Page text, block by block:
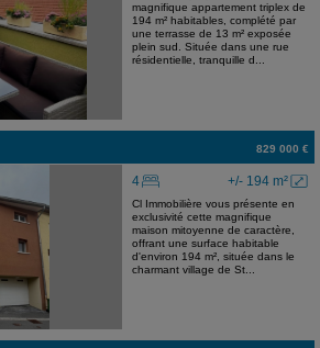
magnifique appartement triplex de
194 m² habitables, complété par
une terrasse de 13 m² exposée
plein sud. Située dans une rue
résidentielle, tranquille d...
829 000 €
+/- 194 m²
4
Cl Immobilière vous présente en
exclusivité cette magnifique
maison mitoyenne de caractère,
offrant une surface habitable
d'environ 194 m², située dans le
charmant village de St...